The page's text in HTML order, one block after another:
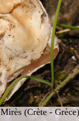
Mirès (Crète -